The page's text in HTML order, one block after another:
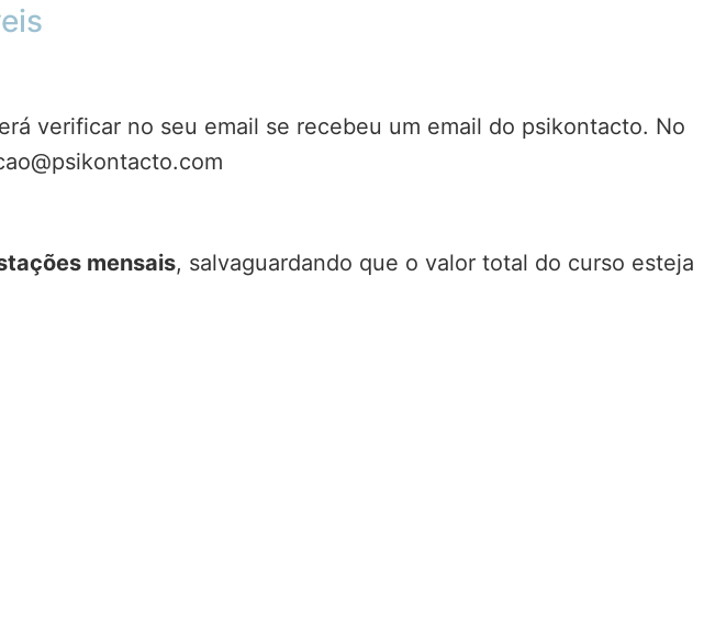
verificar no seu email se recebeu um email do psikontacto. No
mensais, salvaguardando que o valor total do curso esteja